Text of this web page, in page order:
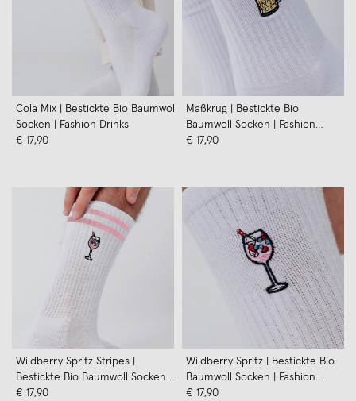
Cola Mix | Bestickte Bio Baumwoll
Socken | Fashion Drinks
€ 17,90
Maßkrug | Bestickte Bio
Baumwoll Socken | Fashion
Drinks
€ 17,90
Wildberry Spritz Stripes |
Bestickte Bio Baumwoll Socken |
Fashion Drinks
€ 17,90
Wildberry Spritz | Bestickte Bio
Baumwoll Socken | Fashion
Drinks
€ 17,90